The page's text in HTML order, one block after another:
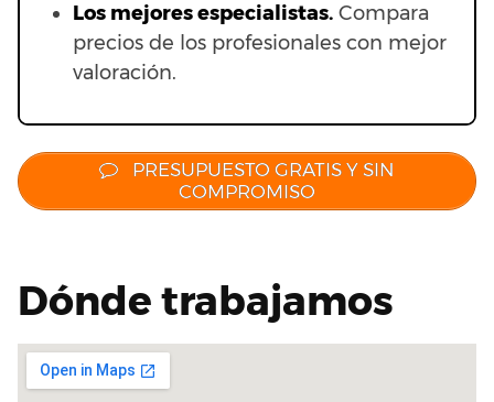
Los mejores especialistas. Compara
precios de los profesionales con mejor
valoración.
PRESUPUESTO GRATIS Y SIN
COMPROMISO
Dónde trabajamos